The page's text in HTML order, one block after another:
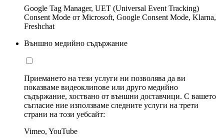
Google Tag Manager, UET (Universal Event Tracking)
Consent Mode от Microsoft, Google Consent Mode, Klarna,
Freshchat
Външно медийно съдържание
Приемането на тези услуги ни позволява да ви
показваме видеоклипове или друго медийно
съдържание, хоствано от външни доставчици. С вашето
съгласие ние използваме следните услуги на трети
страни на този уебсайт:
Vimeo, YouTube